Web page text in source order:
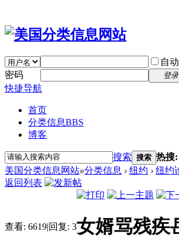
自
密码
登录
快捷导航
首页
分类信息BBS
博客
搜索 搜索 热搜:
美国分类信息网站»分类信息 › 纽约 › 纽约
返回列表
查看: 6619|回复: 3女婿骂残疾